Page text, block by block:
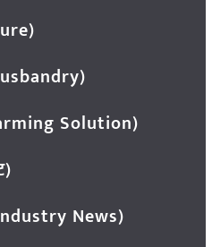
Solution)
News)